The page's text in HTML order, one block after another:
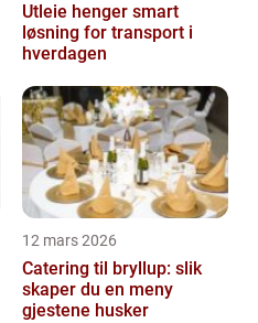
Utleie henger smart
løsning for transport i
hverdagen
12 mars 2026
Catering til bryllup: slik
skaper du en meny
gjestene husker